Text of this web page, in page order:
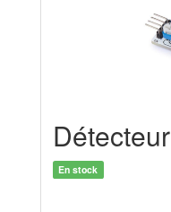
En stock